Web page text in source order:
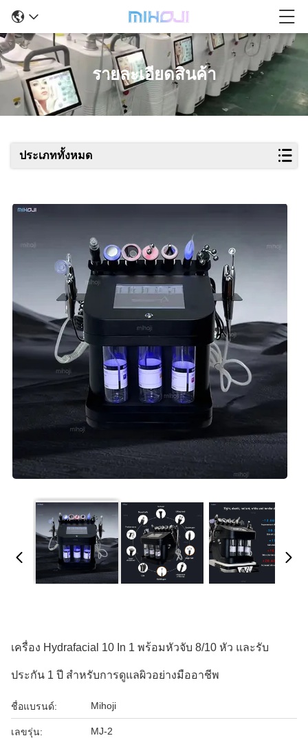
รายละเอียดสินค้า
ประเภททั้งหมด
เครื่อง Hydrafacial 10 In 1 พร้อมหัวจับ 8/10 หัว และรับ
ประกัน 1 ปี สำหรับการดูแลผิวอย่างมืออาชีพ
ชื่อแบรนด์: Mihoji
เลขรุ่น: MJ-2